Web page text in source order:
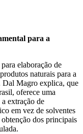
para a
elaboração de
naturais para a
Dal Magro explica, que
oferece uma
extração de
em vez de solventes
dos principais